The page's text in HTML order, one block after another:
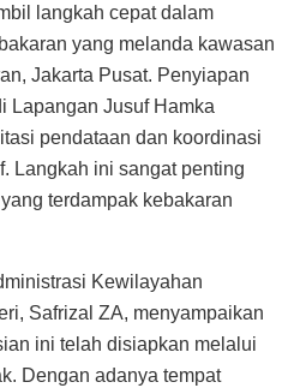
langkah cepat dalam
yang melanda kawasan
Jakarta Pusat. Penyiapan
Lapangan Jusuf Hamka
pendataan dan koordinasi
Langkah ini sangat penting
terdampak kebakaran
Kewilayahan
Safrizal ZA, menyampaikan
ini telah disiapkan melalui
Dengan adanya tempat